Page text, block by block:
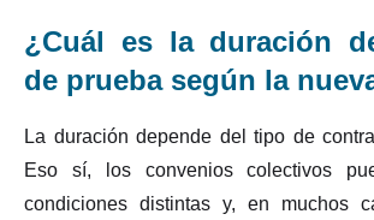
¿Cuál es la duración
de prueba según la
La duración depende del tipo de
Eso sí, los convenios colectivos
condiciones distintas y, en muchos